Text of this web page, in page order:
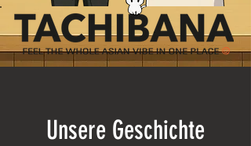
Unsere Geschichte